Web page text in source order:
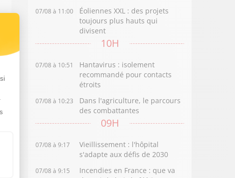
07/08 à 11:00
Éoliennes XXL : des projets
toujours plus hauts qui
divisent
10H
07/08 à 10:51
Hantavirus : isolement
recommandé pour contacts
étroits
07/08 à 10:23
Dans l'agriculture, le parcours
des combattantes
09H
07/08 à 9:17
Vieillissement : l'hôpital
s'adapte aux défis de 2030
07/08 à 9:15
Incendies en France : que va